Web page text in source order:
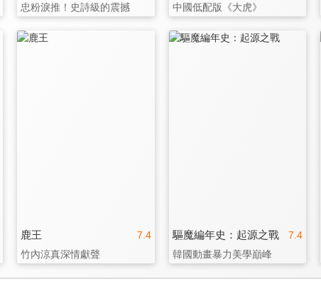
忠粉淚推！史詩級的震撼 中國低配版《大虎》
7.4
鹿王
竹內涼真深情獻聲
7.4
驅魔編年史：起源之戰
韓國動畫暴力美學巔峰